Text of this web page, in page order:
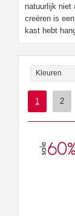
natuurlijk niet
creëren is
kast hebt
Kleuren
1 2